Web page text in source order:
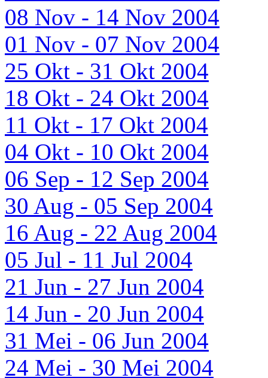
08 Nov - 14 Nov 2004
01 Nov - 07 Nov 2004
25 Okt - 31 Okt 2004
18 Okt - 24 Okt 2004
11 Okt - 17 Okt 2004
04 Okt - 10 Okt 2004
06 Sep - 12 Sep 2004
30 Aug - 05 Sep 2004
16 Aug - 22 Aug 2004
05 Jul - 11 Jul 2004
21 Jun - 27 Jun 2004
14 Jun - 20 Jun 2004
31 Mei - 06 Jun 2004
24 Mei - 30 Mei 2004